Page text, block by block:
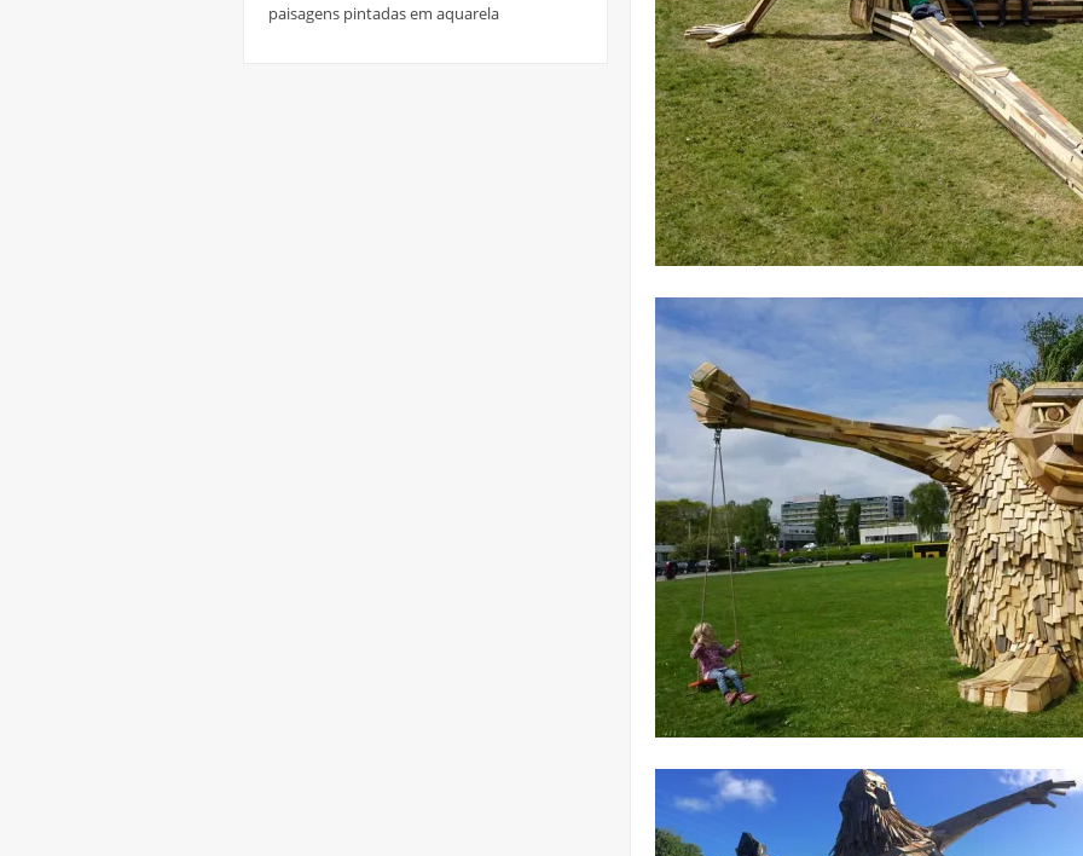
paisagens pintadas em aquarela